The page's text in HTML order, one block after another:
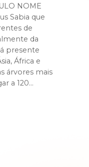
NOME
Sabia que
de
da
presente
África e
árvores mais
a 120…